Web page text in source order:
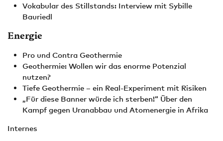
Vokabular des Stillstands: Interview mit Sybille
Bauriedl
Energie
Pro und Contra Geothermie
Geothermie: Wollen wir das enorme Potenzial
nutzen?
Tiefe Geothermie – ein Real-Experiment mit Risiken
„Für diese Banner würde ich sterben!“ Über den
Kampf gegen Uranabbau und Atomenergie in Afrika
Internes